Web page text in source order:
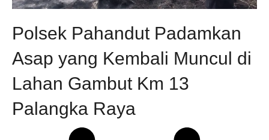
Polsek Pahandut Padamkan
Asap yang Kembali Muncul di
Lahan Gambut Km 13
Palangka Raya